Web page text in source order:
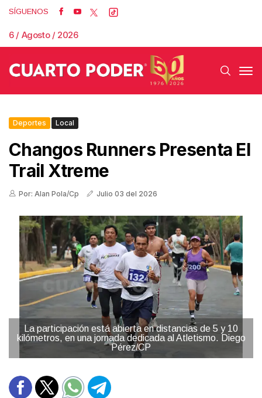
SÍGUENOS
6 / Agosto / 2026
Deportes Local
Changos Runners Presenta El
Trail Xtreme
Por: Alan Pola/Cp Julio 03 del 2026
La participación está abierta en distancias de 5 y 10
kilómetros, en una jornada dedicada al Atletismo. Diego
Pérez/CP